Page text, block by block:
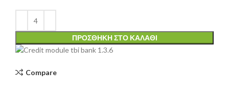
ΠΡΟΣΘΉΚΗ ΣΤΟ ΚΑΛΆΘΙ
Compare